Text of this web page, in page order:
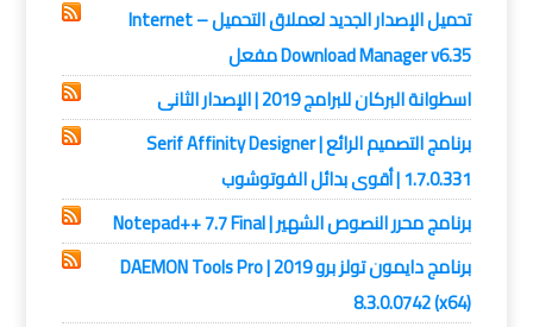
تحميل الإصدار الجديد لعملاق التحميل – Internet
Download Manager v6.35 مفعل
اسطوانة البركان للبرامج 2019 | الإصدار الثانى
برنامج التصميم الرائع | Serif Affinity Designer
1.7.0.331 | أقوى بدائل الفوتوشوب
برنامج محرر النصوص الشهير | Notepad++ 7.7 Final
برنامج دايمون تولز برو 2019 | DAEMON Tools Pro
8.3.0.0742 (x64)